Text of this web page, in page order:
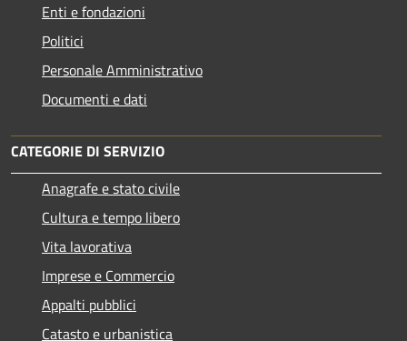
Enti e fondazioni
Politici
Personale Amministrativo
Documenti e dati
CATEGORIE DI SERVIZIO
Anagrafe e stato civile
Cultura e tempo libero
Vita lavorativa
Imprese e Commercio
Appalti pubblici
Catasto e urbanistica